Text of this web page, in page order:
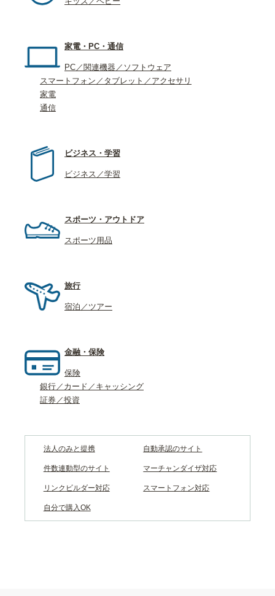
家電・PC・通信
PC／関連機器／ソフトウェア
スマートフォン／タブレット／アクセサリ
家電
通信
ビジネス・学習
ビジネス／学習
スポーツ・アウトドア
スポーツ用品
旅行
宿泊／ツアー
金融・保険
保険
銀行／カード／キャッシング
証券／投資
法人のみと提携 自動承認のサイト
件数連動型のサイト マーチャンダイザ対応
リンクビルダー対応 スマートフォン対応
自分で購入OK